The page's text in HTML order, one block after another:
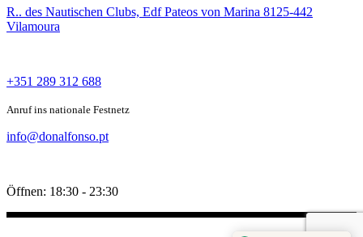
R.. des Nautischen Clubs, Edf Pateos von Marina 8125-442
Vilamoura
+351 289 312 688
Anruf ins nationale Festnetz
info@donalfonso.pt
Öffnen: 18:30 - 23:30